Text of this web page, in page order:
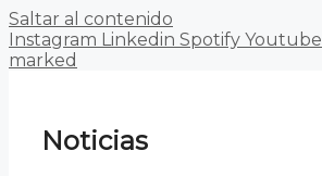
Saltar al contenido
Instagram Linkedin Spotify Youtube
marked
Noticias